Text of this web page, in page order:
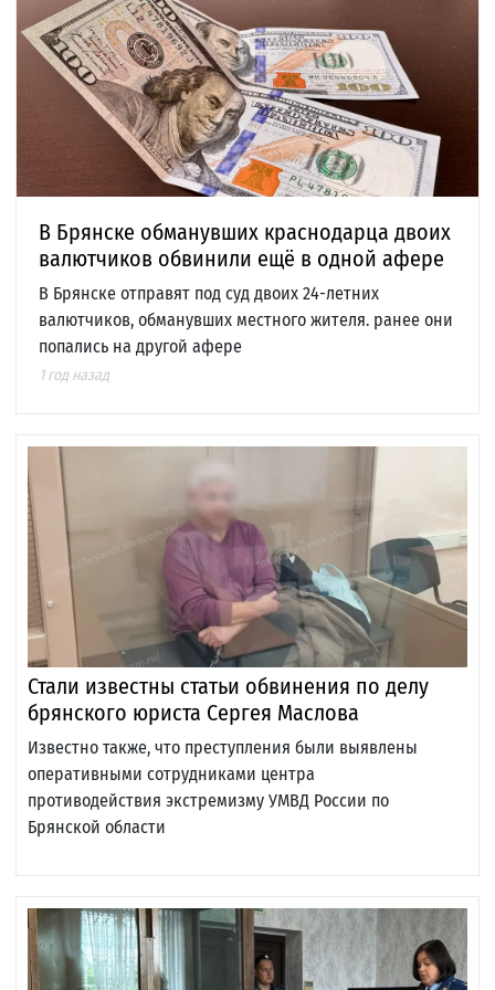
В Брянске обманувших краснодарца двоих
валютчиков обвинили ещё в одной афере
В Брянске отправят под суд двоих 24-летних
валютчиков, обманувших местного жителя. ранее они
попались на другой афере
1 год назад
Стали известны статьи обвинения по делу
брянского юриста Сергея Маслова
Известно также, что преступления были выявлены
оперативными сотрудниками центра
противодействия экстремизму УМВД России по
Брянской области